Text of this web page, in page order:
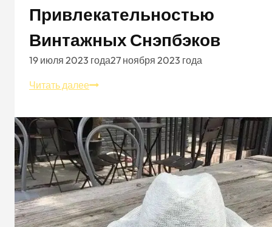
Привлекательностью
Винтажных Снэпбэков
19 июля 2023 года27 ноября 2023 года
Читать далееВоспользуйтесь
привлекательностью
винтажных
снэпбэков